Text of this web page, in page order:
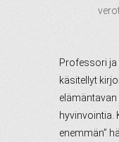
Professori ja
käsitellyt
hyvinvointia.
enemmän”